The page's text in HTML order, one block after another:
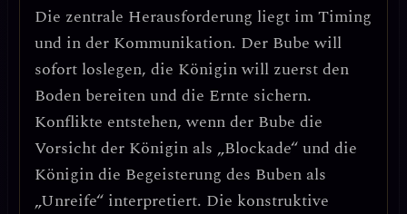
Die zentrale Herausforderung liegt im Timing
und in der Kommunikation. Der Bube will
sofort loslegen, die Königin will zuerst den
Boden bereiten und die Ernte sichern.
Konflikte entstehen, wenn der Bube die
Vorsicht der Königin als „Blockade“ und die
Königin die Begeisterung des Buben als
„Unreife“ interpretiert. Die konstruktive